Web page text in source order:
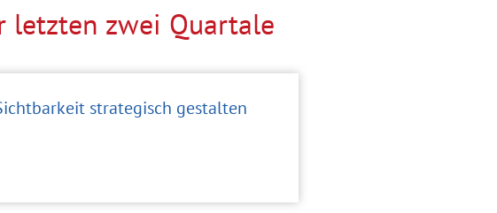
letzten zwei Quartale
strategisch gestalten